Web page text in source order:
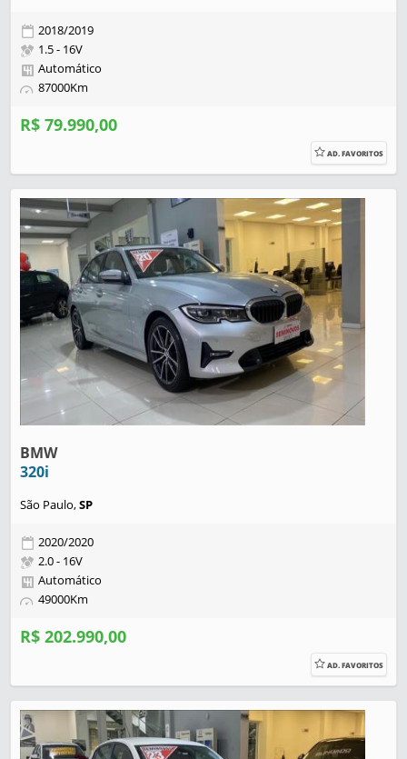
2018/2019
1.5 - 16V
Automático
87000Km
R$ 79.990,00
AD. FAVORITOS
BMW
320i
São Paulo,SP
2020/2020
2.0 - 16V
Automático
49000Km
R$ 202.990,00
AD. FAVORITOS